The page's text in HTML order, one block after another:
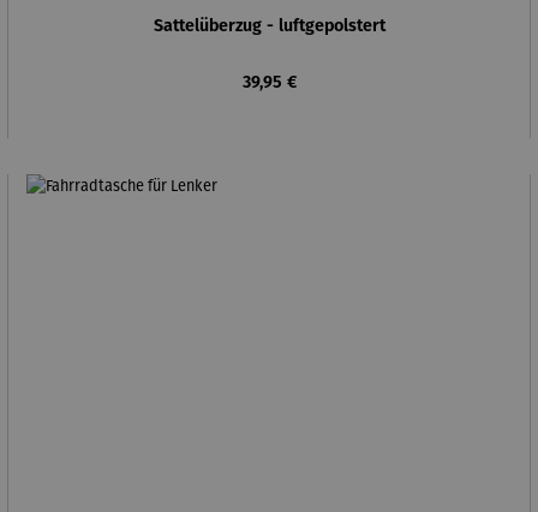
Sattelüberzug - luftgepolstert
Regulärer Preis:
39,95 €